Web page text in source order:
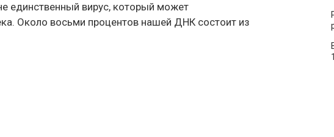
единственный вирус, который может
Около восьми процентов нашей ДНК состоит из